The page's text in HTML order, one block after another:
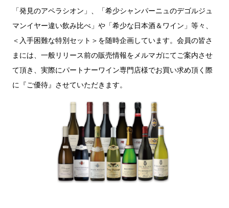
「発見のアペラシオン」、「希少シャンパーニュのデゴルジュ
マンイヤー違い飲み比べ」や「希少な日本酒＆ワイン」等々、
＜入手困難な特別セット＞を随時企画しています。会員の皆さ
まには、一般リリース前の販売情報をメルマガにてご案内させ
て頂き、実際にパートナーワイン専門店様でお買い求め頂く際
に『ご優待』させていただきます。